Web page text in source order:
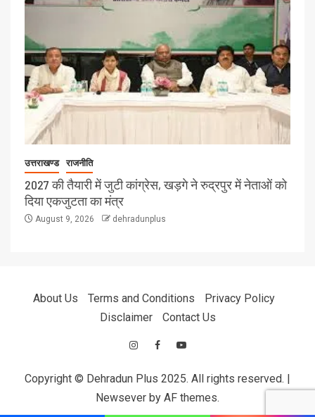
उत्तराखण्ड राजनीति
2027 की तैयारी में जुटी कांग्रेस, खड़गे ने रुद्रपुर में नेताओं को
दिया एकजुटता का मंत्र
August 9, 2026 dehradunplus
About Us Terms and Conditions
Privacy Policy
Disclaimer
Contact Us
Copyright © Dehradun Plus 2025. All rights reserved. |
Newsever by AF themes.